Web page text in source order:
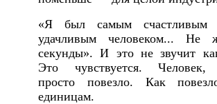
«Я был самым
удачливым человеком... Не
секунды». И это не звучит
Это чувствуется. Человек,
просто повезло. Как
единицам.